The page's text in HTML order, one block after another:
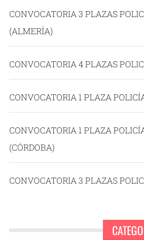
CONVOCATORIA 3 PLAZAS
(ALMERÍA)
CONVOCATORIA 4 PLAZAS
CONVOCATORIA 1 PLAZA
CONVOCATORIA 1 PLAZA
(CÓRDOBA)
CONVOCATORIA 3 PLAZAS